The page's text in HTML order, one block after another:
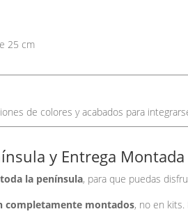
25 cm
de colores y acabados para
y Entrega Montada
la península, para que puedas
completamente montados, no en kits.